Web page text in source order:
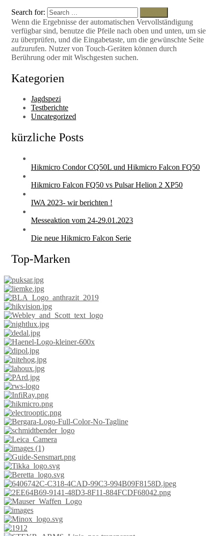
Search for:
Wenn die Ergebnisse der automatischen Vervollständigung
verfügbar sind, benutze die Pfeile nach oben und unten, um sie
zu überprüfen, und die Eingabetaste, um die gewünschte Seite
aufzurufen. Nutzer von Touch-Geräten können durch
Berührung oder mit Wischgesten suchen.
Kategorien
Jagdspezi
Testberichte
Uncategorized
kürzliche Posts
Hikmicro Condor CQ50L und Hikmicro Falcon FQ50
Hikmicro Falcon FQ50 vs Pulsar Helion 2 XP50
IWA 2023- wir berichten !
Messeaktion vom 24-29.01.2023
Die neue Hikmicro Falcon Serie
Top-Marken